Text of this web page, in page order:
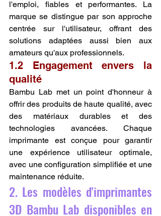
l'emploi, fiables et performantes. La
marque se distingue par son approche
centrée sur l'utilisateur, offrant des
solutions adaptées aussi bien aux
amateurs qu'aux professionnels.
1.2 Engagement envers la
qualité
Bambu Lab met un point d'honneur à
offrir des produits de haute qualité, avec
des matériaux durables et des
technologies avancées. Chaque
imprimante est conçue pour garantir
une expérience utilisateur optimale,
avec une configuration simplifiée et une
maintenance réduite.
2. Les modèles d'imprimantes
3D Bambu Lab disponibles en